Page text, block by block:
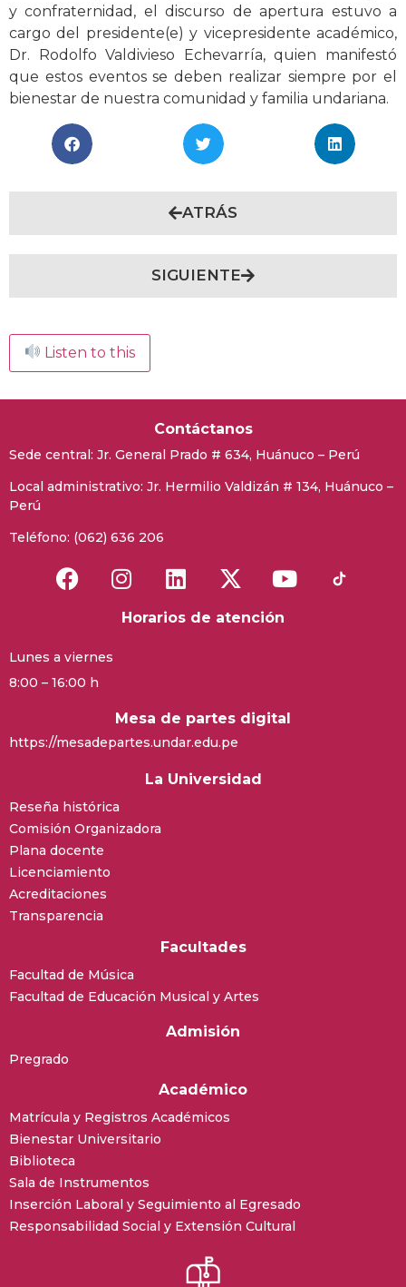
y confraternidad, el discurso de apertura estuvo a
cargo del presidente(e) y vicepresidente académico,
Dr. Rodolfo Valdivieso Echevarría, quien manifestó
que estos eventos se deben realizar siempre por el
bienestar de nuestra comunidad y familia undariana.
ATRÁS
SIGUIENTE
Listen to this
Contáctanos
Sede central: Jr. General Prado # 634, Huánuco – Perú
Local administrativo: Jr. Hermilio Valdizán # 134, Huánuco –
Perú
Teléfono: (062) 636 206
Horarios de atención
Lunes a viernes
8:00 – 16:00 h
Mesa de partes digital
https://mesadepartes.undar.edu.pe
La Universidad
Reseña histórica
Comisión Organizadora
Plana docente
Licenciamiento
Acreditaciones
Transparencia
Facultades
Facultad de Música
Facultad de Educación Musical y Artes
Admisión
Pregrado
Académico
Matrícula y Registros Académicos
Bienestar Universitario
Biblioteca
Sala de Instrumentos
Inserción Laboral y Seguimiento al Egresado
Responsabilidad Social y Extensión Cultural